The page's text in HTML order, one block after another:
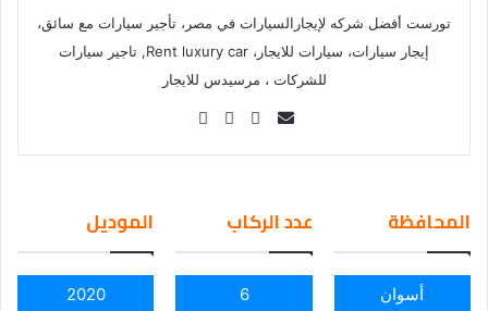
تورست أفضل شركه لإيجارالسيارات في مصر، تأجير سيارات مع سائق،
إيجار سيارات، سيارات للايجار، Rent luxury car, تاجير سيارات
للشركات ، مرسيدس للايجار
Se
ail
المحافظة
أسوان
عدد الركاب
6
الموديل
2020